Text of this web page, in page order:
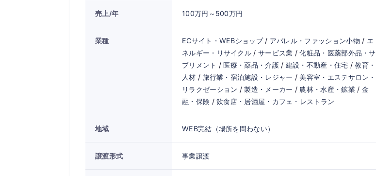
売上/年 100万円～500万円
業種 ECサイト・WEBショップ/ アパレル・ファッション小物 / エ
ネルギー・リサイクル / サービス業 /化粧品・医薬部外品・サ
プリメント /医療・薬品・介護/ 建設・不動産・住宅 /教育・
人材 / 旅行業・宿泊施設・レジャー / 美容室・エステサロン・
リラクゼーション /製造・メーカー / 農林・水産・鉱業/ 金
融・保険 /飲食店・居酒屋・カフェ・レストラン
地域 WEB完結（場所を問わない）
譲渡形式 事業譲渡